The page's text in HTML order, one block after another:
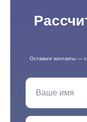
Оставьте контакты —